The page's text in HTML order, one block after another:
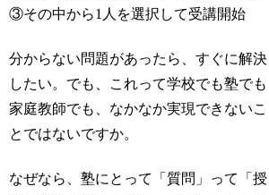
③その中から1人を選択して受講開始
分からない問題があったら、すぐに解決
したい。でも、これって学校でも塾でも
家庭教師でも、なかなか実現できないこ
とではないですか。
なぜなら、塾にとって「質問」って「授